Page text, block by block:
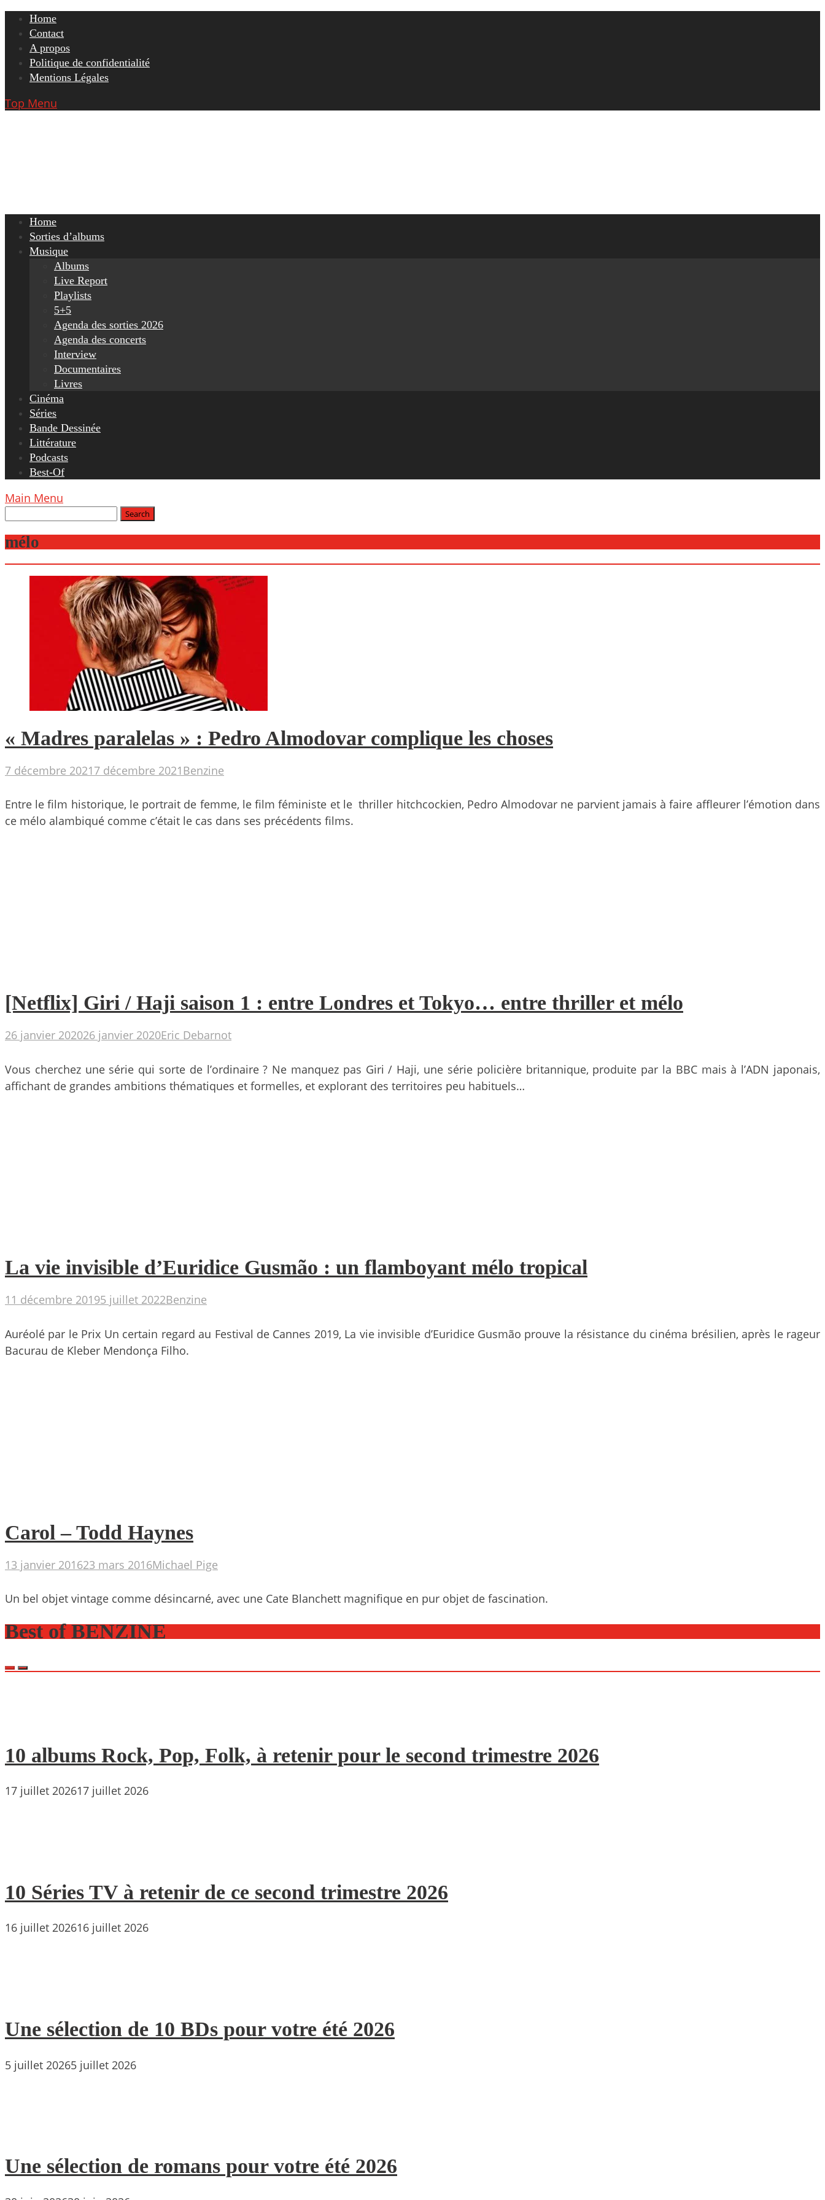
Skip
content
Home
Contact
A propos
Politique de confidentialité
Mentions Légales
Top Menu
Home
Sorties d’albums
Musique
Albums
Live Report
Playlists
5+5
Agenda des sorties 2026
Agenda des concerts
Interview
Documentaires
Livres
Cinéma
Séries
Bande Dessinée
Littérature
Podcasts
Best-Of
Main Menu
mélo
« Madres paralelas » : Pedro Almodovar complique les choses
7 décembre 20217 décembre 2021 Benzine
Entre le film historique, le portrait de femme, le film féministe et le thriller hitchcockien, Pedro Almodovar ne parvient jamais à faire affleurer l’émotion dans
ce mélo alambiqué comme c’était le cas dans ses précédents films.
[Netflix] Giri / Haji saison 1 : entre Londres et Tokyo… entre thriller et mélo
26 janvier 202026 janvier 2020Eric Debarnot
Vous cherchez une série qui sorte de l’ordinaire ? Ne manquez pas Giri / Haji, une série policière britannique, produite par la BBC mais à l’ADN japonais,
affichant de grandes ambitions thématiques et formelles, et explorant des territoires peu habituels…
La vie invisible d’Euridice Gusmão : un flamboyant mélo tropical
11 décembre 20195 juillet 2022Benzine
Auréolé par le Prix Un certain regard au Festival de Cannes 2019, La vie invisible d’Euridice Gusmão prouve la résistance du cinéma brésilien, après le rageur
Bacurau de Kleber Mendonça Filho.
Carol – Todd Haynes
13 janvier 201623 mars 2016Michael Pige
Un bel objet vintage comme désincarné, avec une Cate Blanchett magnifique en pur objet de fascination.
Best of BENZINE
10 albums Rock, Pop, Folk, à retenir pour le second trimestre 2026
17 juillet 202617 juillet 2026
10 Séries TV à retenir de ce second trimestre 2026
16 juillet 202616 juillet 2026
Une sélection de 10 BDs pour votre été 2026
5 juillet 20265 juillet 2026
Une sélection de romans pour votre été 2026